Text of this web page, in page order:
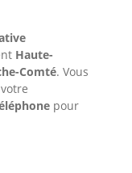
Haute-
Comté. Vous
pour